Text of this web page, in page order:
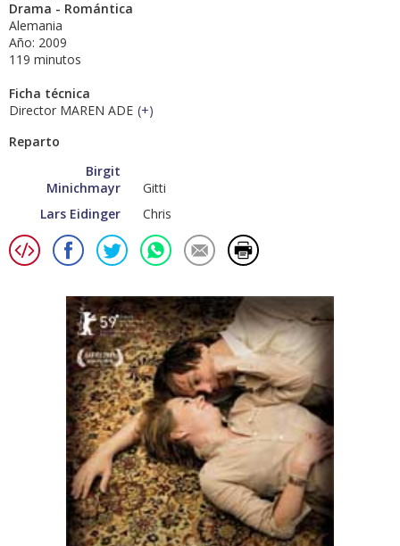
Drama - Romántica
Alemania
Año: 2009
119 minutos
Ficha técnica
Director MAREN ADE (+)
Reparto
Birgit
Minichmayr
Gitti
Lars Eidinger
Chris